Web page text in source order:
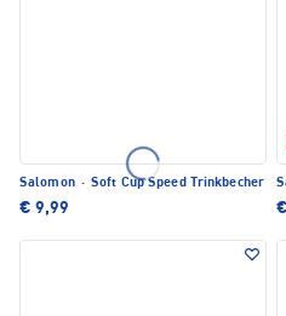
Salomon · Soft Cup Speed Trinkbecher
€ 9,99